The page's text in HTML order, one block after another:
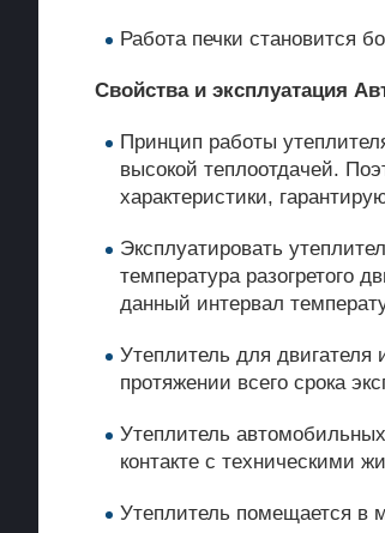
Работа печки становится
Свойства и эксплуатация
Принцип работы
высокой теплоотдачей.
характеристики,
Эксплуатировать
температура разогретого
данный интервал
Утеплитель для двигателя
протяжении всего срока
Утеплитель
контакте с техническими
Утеплитель помещается в